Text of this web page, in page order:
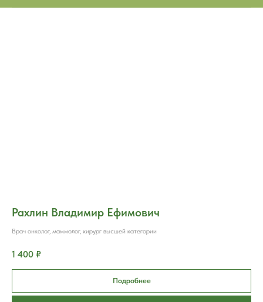
Рахлин Владимир Ефимович
Врач онколог, маммолог, хирург высшей категории
1 400 ₽
Подробнее